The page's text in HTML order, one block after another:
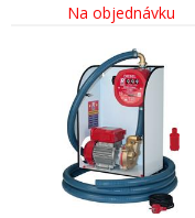
Na objednávku